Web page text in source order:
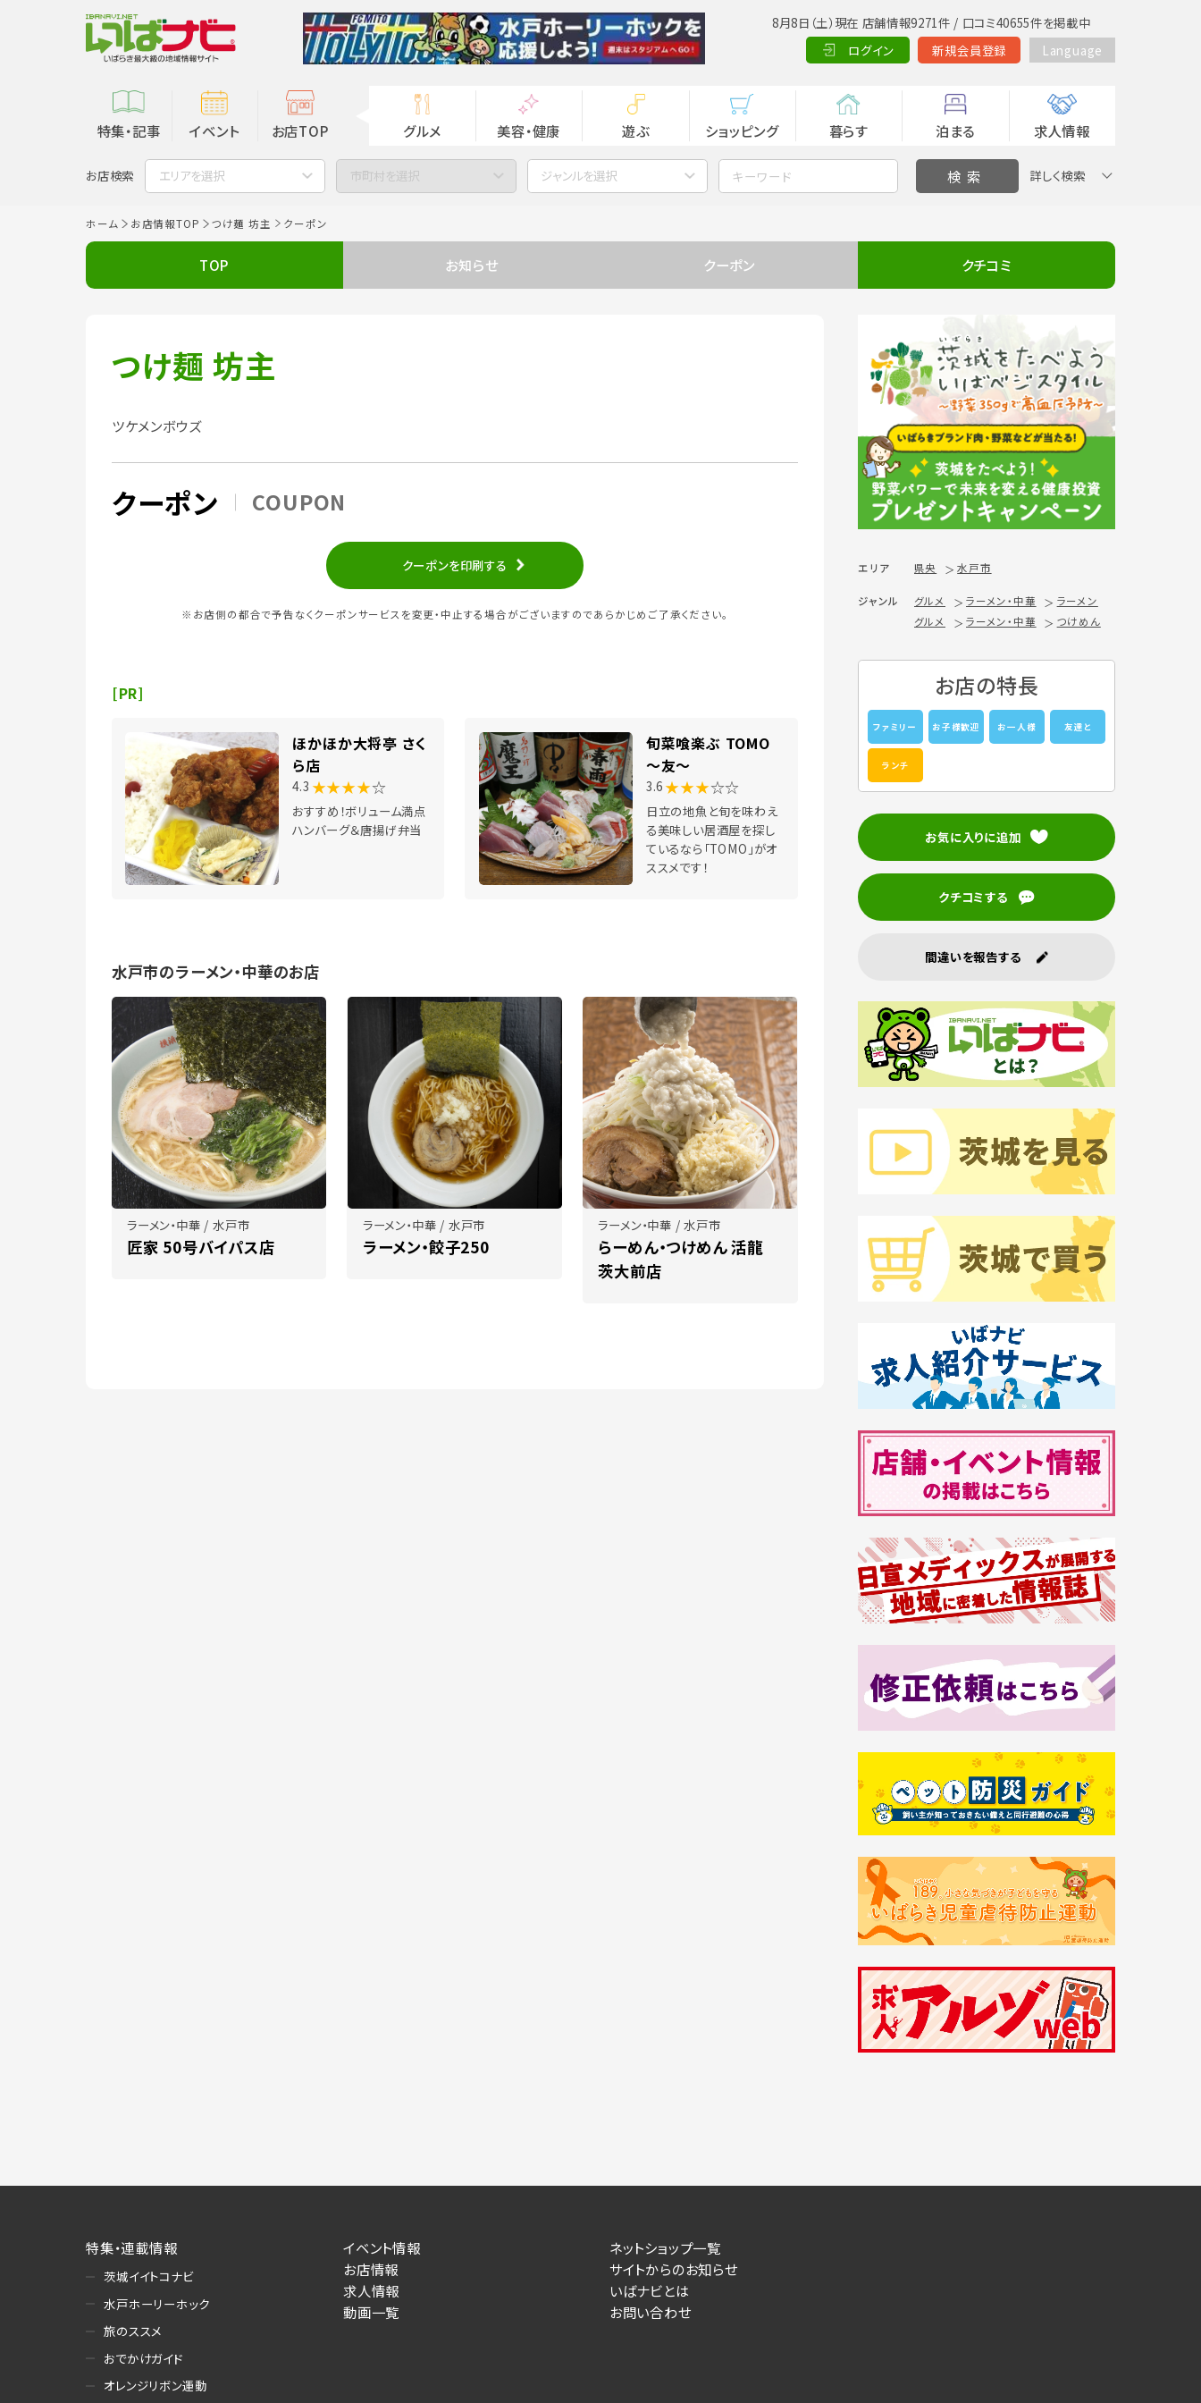
8月8日（土）現在 店舗情報9271件 / 口コミ40655件を掲載中
ログイン
新規会員登録 Language
特集・記事 イベント お店TOP グルメ 美容・健康 遊ぶ ショッピング 暮らす 泊まる 求人情報
お店検索 エリアを選択 市町村を選択 ジャンルを選択 詳しく検索
ホーム お店情報TOP つけ麺 坊主 クーポン
TOP お知らせ クーポン クチコミ
つけ麺 坊主
ツケメンボウズ
クーポン COUPON
クーポンを印刷する
※お店側の都合で予告なくクーポンサービスを変更・中止する場合がございますのであらかじめご了承ください。
[PR]
ほかほか大将亭 さく
ら店
4.3 ★★★★☆
おすすめ！ボリューム満点
ハンバーグ＆唐揚げ弁当
旬菜喰楽ぶ TOMO
～友～
3.6 ★★★☆☆
日立の地魚と旬を味わえ
る美味しい居酒屋を探し
ているなら「TOMO」がオ
ススメです！
水戸市のラーメン・中華のお店
ラーメン・中華 / 水戸市
匠家 50号バイパス店
ラーメン・中華 / 水戸市
ラーメン・餃子250
ラーメン・中華 / 水戸市
らーめん・つけめん 活龍
茨大前店
エリア 県央 水戸市
ジャンル グルメ ラーメン・中華
ラーメン
グルメ
ラーメン・中華 つけめん
お店の特長
ファミリー お子様歓迎 お一人様 友達と
ランチ
お気に入りに追加
クチコミする
間違いを報告する
特集・連載情報
茨城イイトコナビ
水戸ホーリーホック
旅のススメ
おでかけガイド
オレンジリボン運動
イベント情報
お店情報
求人情報
動画一覧
ネットショップ一覧
サイトからのお知らせ
いばナビとは
お問い合わせ